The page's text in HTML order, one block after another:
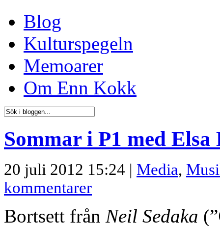
Blog
Kulturspegeln
Memoarer
Om Enn Kokk
Sommar i P1 med
20 juli 2012 15:24 | Media,
kommentarer
Bortsett från Neil Sedaka (”